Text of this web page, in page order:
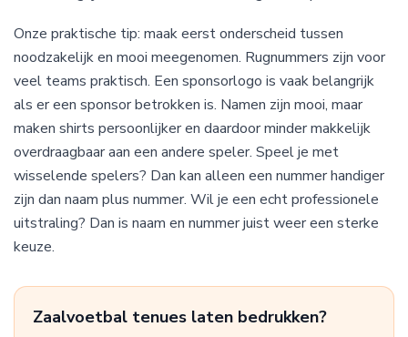
Onze praktische tip: maak eerst onderscheid tussen
noodzakelijk en mooi meegenomen. Rugnummers zijn voor
veel teams praktisch. Een sponsorlogo is vaak belangrijk
als er een sponsor betrokken is. Namen zijn mooi, maar
maken shirts persoonlijker en daardoor minder makkelijk
overdraagbaar aan een andere speler. Speel je met
wisselende spelers? Dan kan alleen een nummer handiger
zijn dan naam plus nummer. Wil je een echt professionele
uitstraling? Dan is naam en nummer juist weer een sterke
keuze.
Zaalvoetbal tenues laten bedrukken?